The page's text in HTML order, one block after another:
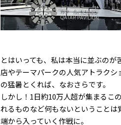
とはいっても、私は本当に並ぶの
店やテーマパークの人気アトラク
の猛暑とくれば、なおさらです。
しかし！1日約10万人超が集まるこ
れるものなど何もないということ
端から入っていく作戦に。